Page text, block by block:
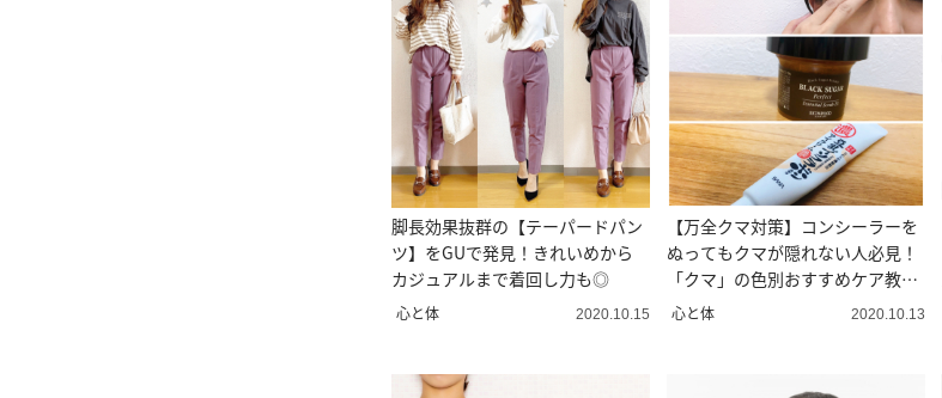
脚長効果抜群の【テーパードパン
ツ】をGUで発見！きれいめから
カジュアルまで着回し力も◎
心と体 2020.10.15
【万全クマ対策】コンシーラーを
ぬってもクマが隠れない人必見！
「クマ」の色別おすすめケア教え
ます！
心と体 2020.10.13